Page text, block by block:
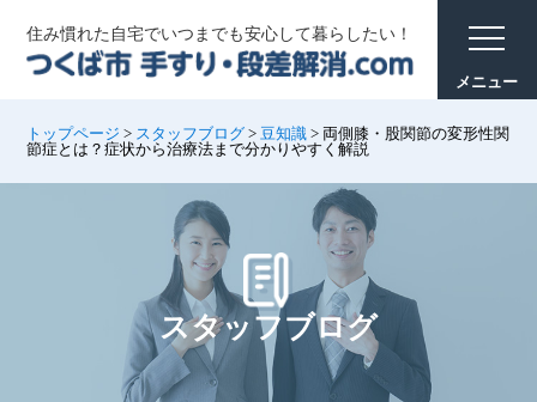
住み慣れた自宅でいつまでも安心して暮らしたい！
トップページ > スタッフブログ > 豆知識 >両側膝・股関節の変形性関
節症とは？症状から治療法まで分かりやすく解説
スタッフブログ